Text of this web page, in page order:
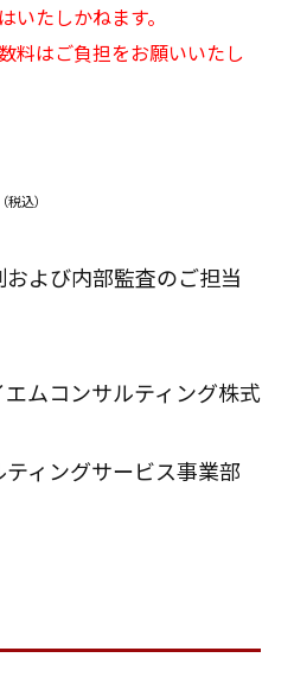
いたしかねます。
料はご負担をお願いいたし
（税込）
および内部監査のご担当
エムコンサルティング株式
ティングサービス事業部